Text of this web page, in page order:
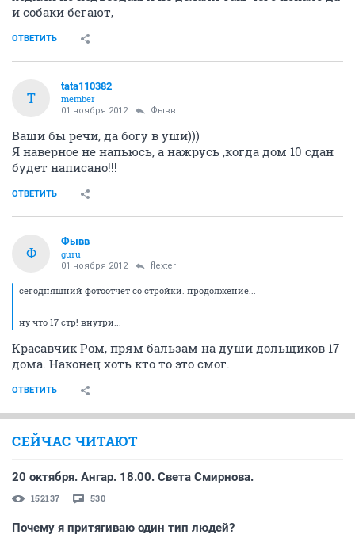
и собаки бегают,
ОТВЕТИТЬ
T
tata110382
member
01 ноября 2012 Фывв
Ваши бы речи, да богу в уши)))
Я наверное не напьюсь, а нажрусь ,когда дом 10 сдан
будет написано!!!
ОТВЕТИТЬ
Ф
Фывв
guru
01 ноября 2012 flexter
сегодняшний фотоотчет со стройки. продолжение...
ну что 17 стр! внутри...
Красавчик Ром, прям бальзам на души дольщиков 17
дома. Наконец хоть кто то это смог.
ОТВЕТИТЬ
СЕЙЧАС ЧИТАЮТ
20 октября. Ангар. 18.00. Света Смирнова.
152137 530
Почему я притягиваю один тип людей?